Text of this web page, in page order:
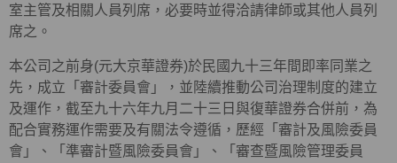
室主管及相關人員列席，必要時並得洽請律師或其他人員列
席之。
本公司之前身(元大京華證券)於民國九十三年間即率同業之
先，成立「審計委員會」，並陸續推動公司治理制度的建立
及運作，截至九十六年九月二十三日與復華證券合併前，為
配合實務運作需要及有關法令遵循，歷經「審計及風險委員
會」、「準審計暨風險委員會」、「審查暨風險管理委員